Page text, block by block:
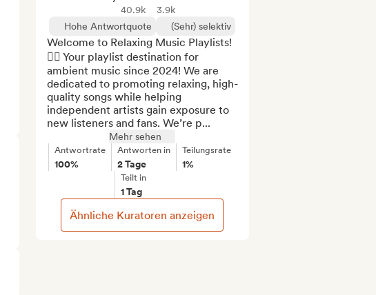
40.9k
3.9k
Hohe Antwortquote
(Sehr) selektiv
Welcome to Relaxing Music Playlists!
💆‍♂️ Your playlist destination for
ambient music since 2024! We are
dedicated to promoting relaxing, high-
quality songs while helping
independent artists gain exposure to
new listeners and fans. We’re p...
Mehr sehen
Antwortrate
100%
Antworten in
2 Tage
Teilungsrate
1%
Teilt in
1 Tag
Ähnliche Kuratoren anzeigen